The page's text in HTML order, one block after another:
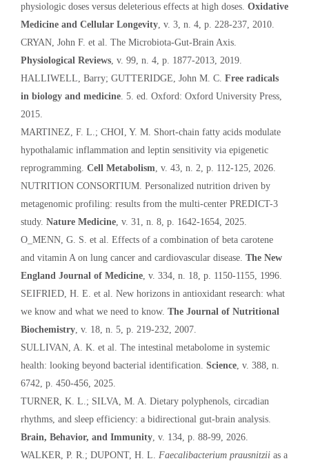
physiologic doses versus deleterious effects at high doses. Oxidative
Medicine and Cellular Longevity , v. 3, n. 4, p. 228-237, 2010.
CRYAN, John F. et al. The Microbiota-Gut-Brain Axis.
Physiological Reviews , v. 99, n. 4, p. 1877-2013, 2019.
HALLIWELL, Barry; GUTTERIDGE, John M. C. Free radicals
in biology and medicine . 5. ed. Oxford: Oxford University Press,
2015.
MARTINEZ, F. L.; CHOI, Y. M. Short-chain fatty acids modulate
hypothalamic inflammation and leptin sensitivity via epigenetic
reprogramming. Cell Metabolism , v. 43, n. 2, p. 112-125, 2026.
NUTRITION CONSORTIUM. Personalized nutrition driven by
metagenomic profiling: results from the multi-center PREDICT-3
study. Nature Medicine , v. 31, n. 8, p. 1642-1654, 2025.
O_MENN, G. S. et al. Effects of a combination of beta carotene
and vitamin A on lung cancer and cardiovascular disease. The New
England Journal of Medicine , v. 334, n. 18, p. 1150-1155, 1996.
SEIFRIED, H. E. et al. New horizons in antioxidant research: what
we know and what we need to know. The Journal of Nutritional
Biochemistry , v. 18, n. 5, p. 219-232, 2007.
SULLIVAN, A. K. et al. The intestinal metabolome in systemic
health: looking beyond bacterial identification. Science , v. 388, n.
6742, p. 450-456, 2025.
TURNER, K. L.; SILVA, M. A. Dietary polyphenols, circadian
rhythms, and sleep efficiency: a bidirectional gut-brain analysis.
Brain, Behavior, and Immunity , v. 134, p. 88-99, 2026.
WALKER, P. R.; DUPONT, H. L. Faecalibacterium prausnitzii as a